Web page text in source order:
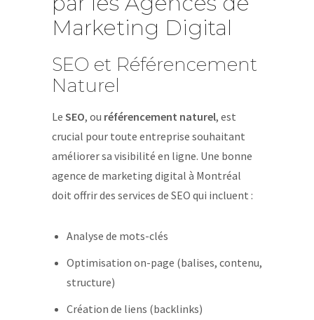
Marketing Digital
SEO et Référencement
Naturel
Le SEO, ou référencement naturel, est
crucial pour toute entreprise souhaitant
améliorer sa visibilité en ligne. Une bonne
agence de marketing digital à Montréal
doit offrir des services de SEO qui incluent :
Analyse de mots-clés
Optimisation on-page (balises, contenu,
structure)
Création de liens (backlinks)